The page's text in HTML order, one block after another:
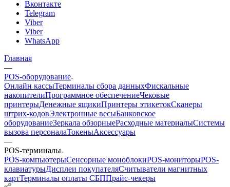
Вконтакте
Telegram
Viber
Viber
WhatsApp
Главная
—
POS-оборудование
Онлайн кассыТерминалы сбора данныхФискальные
накопителиПрограммное обеспечениеЧековые
принтерыДенежные ящикиПринтеры этикетокСканеры
штрих-кодовЭлектронные весыБанковское
оборудованиеЗеркала обзорныеРасходные материалыСистемы
вызова персоналаТокеныАксессуары
—
POS-терминалы
POS-компьютерыСенсорные моноблокиPOS-мониторыPOS-
клавиатурыДисплеи покупателяСчитыватели магнитных
картТерминалы оплаты СБППрайс-чекеры